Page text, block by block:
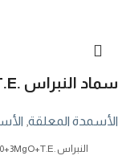
سماد النبراس
الأسمدة المعلقة
النبراس